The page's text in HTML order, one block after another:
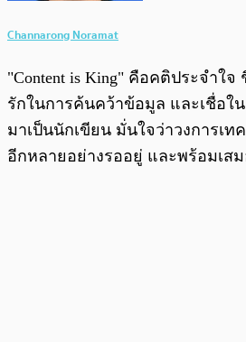
Channarong Noramat
"Content is King" คือคติประจำใ
รักในการค้นคว้าข้อมูล และเชื่อใน
มาเป็นนักเขียน มั่นใจว่าวงการเท
อีกหลายอย่างรออยู่ และพร้อมเสม